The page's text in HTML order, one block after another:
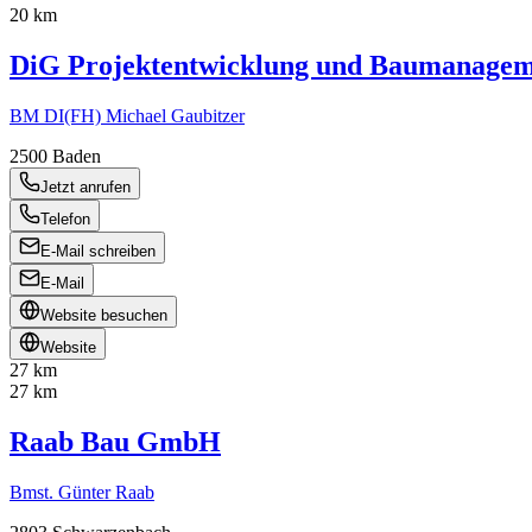
20 km
DiG Projektentwicklung und
BM DI(FH) Michael Gaubitzer
2500 Baden
Jetzt anrufen
Telefon
E-Mail schreiben
E-Mail
Website besuchen
Website
27 km
27 km
Raab Bau GmbH
Bmst. Günter Raab